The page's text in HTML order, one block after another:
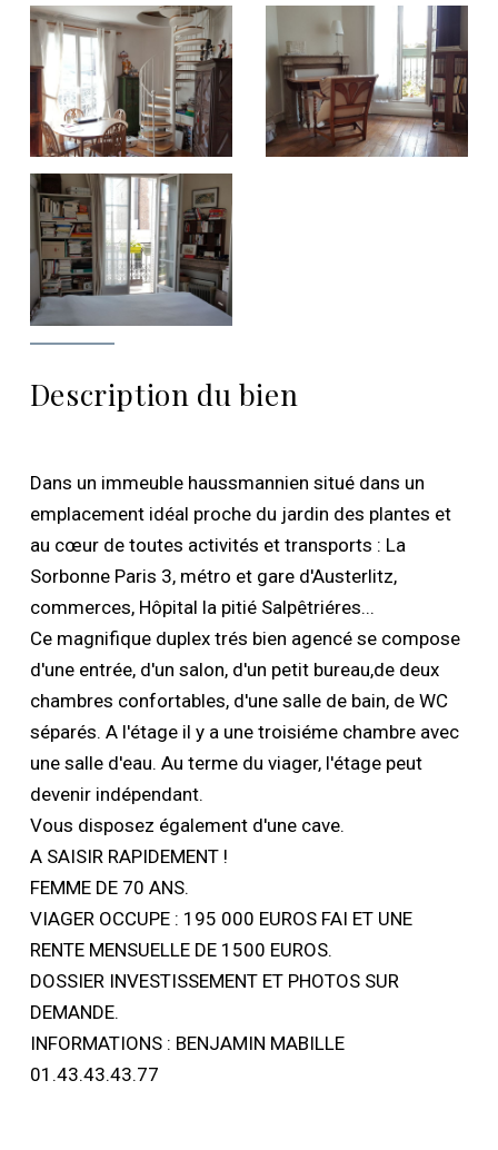
Description du bien
Dans un immeuble haussmannien situé dans un
emplacement idéal proche du jardin des plantes et
au cœur de toutes activités et transports : La
Sorbonne Paris 3, métro et gare d'Austerlitz,
commerces, Hôpital la pitié Salpêtriéres...
Ce magnifique duplex trés bien agencé se compose
d'une entrée, d'un salon, d'un petit bureau,de deux
chambres confortables, d'une salle de bain, de WC
séparés. A l'étage il y a une troisiéme chambre avec
une salle d'eau. Au terme du viager, l'étage peut
devenir indépendant.
Vous disposez également d'une cave.
A SAISIR RAPIDEMENT !
FEMME DE 70 ANS.
VIAGER OCCUPE : 195 000 EUROS FAI ET UNE
RENTE MENSUELLE DE 1500 EUROS.
DOSSIER INVESTISSEMENT ET PHOTOS SUR
DEMANDE.
INFORMATIONS : BENJAMIN MABILLE
01.43.43.43.77